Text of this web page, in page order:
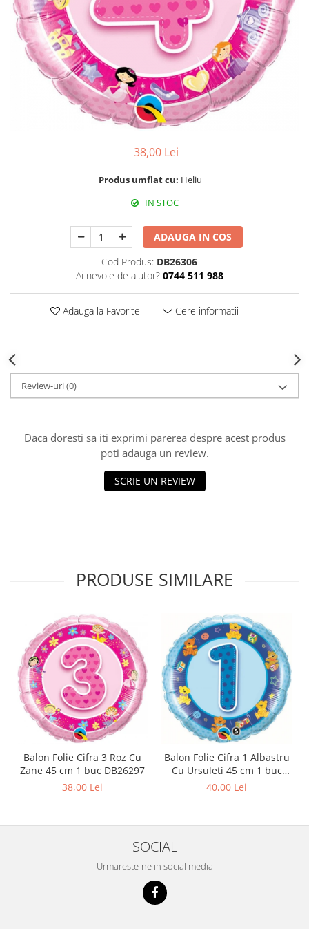
Propsuri
Suflatori
Farfurii,pahare & servetele
Ornamente sala
Baloane Aniversari
38,00 Lei
Produs umflat cu: Heliu
IN STOC
ADAUGA IN COS
Cod Produs: DB26306
Ai nevoie de ajutor? 0744 511 988
Adauga la Favorite Cere informatii
Review-uri(0)
Daca doresti sa iti exprimi parerea despre acest produs
poti adauga un review.
SCRIE UN REVIEW
PRODUSE SIMILARE
Balon Folie Cifra 3 Roz Cu
Zane 45 cm 1 buc DB26297
38,00 Lei
Balon Folie Cifra 1 Albastru
Cu Ursuleti 45 cm 1 buc
DB26277
40,00 Lei
SOCIAL
Urmareste-ne in social media